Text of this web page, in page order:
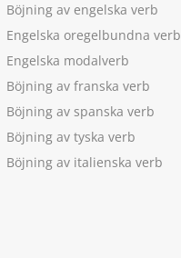
Böjning av engelska verb
Engelska oregelbundna verb
Engelska modalverb
Böjning av franska verb
Böjning av spanska verb
Böjning av tyska verb
Böjning av italienska verb